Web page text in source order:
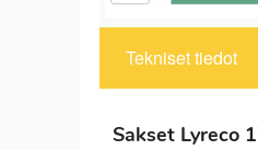
Tekniset tiedot
Sakset Lyreco